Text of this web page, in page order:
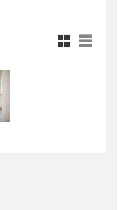
Rutnätsvy
Listvy